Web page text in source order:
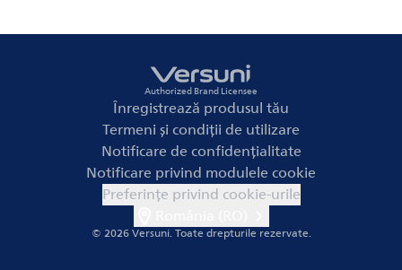
Authorized Brand Licensee
Înregistrează produsul tău
Termeni și condiții de utilizare
Notificare de confidențialitate
Notificare privind modulele cookie
Preferințe privind cookie-urile
© 2026 Versuni.Toate drepturile rezervate.